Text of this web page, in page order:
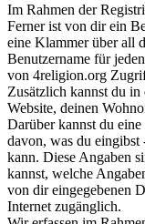
Im Rahmen der
Ferner ist von dir ein
eine Klammer über all
Benutzername für
von 4religion.org
Zusätzlich kannst du
Website, deinen
Darüber kannst du
davon, was du eingibst
kann. Diese Angaben
kannst, welche
von dir eingegebenen
Internet zugänglich.